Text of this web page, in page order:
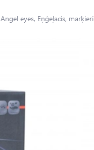
Angel eyes, Eņģeļacis, marķieri